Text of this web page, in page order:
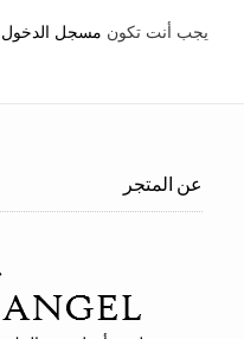
يجب أنت تكون مسجل الدخول
عن المتجر